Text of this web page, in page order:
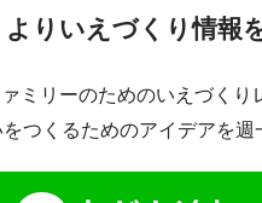
りいえづくり情報
ミリーのためのいえづく
つくるためのアイデアを週